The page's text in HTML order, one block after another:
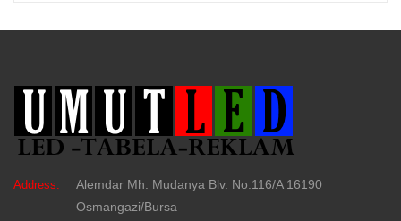
Address:
Alemdar Mh. Mudanya Blv. No:116/A 16190
Osmangazi/Bursa